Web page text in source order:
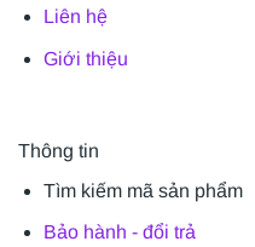
Liên hệ
Giới thiệu
Thông tin
Tìm kiếm mã sản phẩm
Bảo hành - đổi trả